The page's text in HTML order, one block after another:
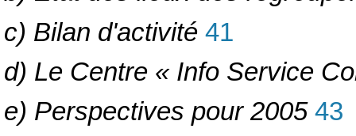
c) Bilan d'activité 41
d) Le Centre « Info Service
e) Perspectives pour 200543